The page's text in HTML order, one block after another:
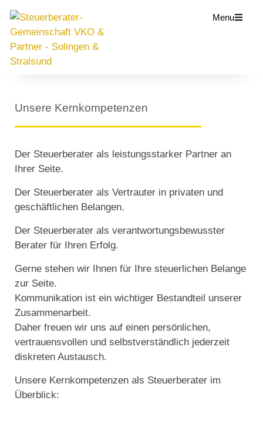
Menu
Unsere Kernkompetenzen
Der Steuerberater als leistungsstarker Partner an
Ihrer Seite.
Der Steuerberater als Vertrauter in privaten und
geschäftlichen Belangen.
Der Steuerberater als verantwortungsbewusster
Berater für Ihren Erfolg.
Gerne stehen wir Ihnen für Ihre steuerlichen Belange
zur Seite.
Kommunikation ist ein wichtiger Bestandteil unserer
Zusammenarbeit.
Daher freuen wir uns auf einen persönlichen,
vertrauensvollen und selbstverständlich jederzeit
diskreten Austausch.
Unsere Kernkompetenzen als Steuerberater im
Überblick: